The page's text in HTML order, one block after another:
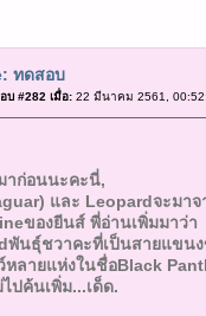
ทดสอบ
บ #282 เมื่อ:22 มีนาคม 2561,
าก่อนนะคะนี่,
และ Leopardจะมาจ
ของยีนส์ พี่อ่านเพิ่มมาว่า
พันธุ์ชวาคะที่เป็นสายแขน
ลายแห่งในชื่อBlack
ปค้นเพิ่ม...เด็ด.